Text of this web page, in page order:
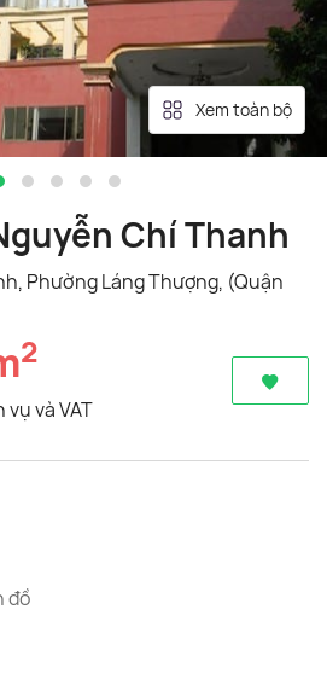
Xem toàn bộ
Chí Thanh
Phường Láng Thượng, (Quận
2
và VAT
đồ